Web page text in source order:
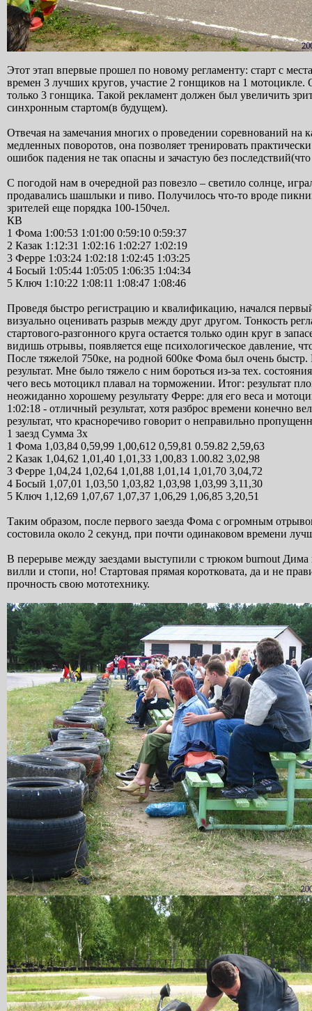
Этот этап впервые прошел по новому регламенту: старт с
времен 3 лучших кругов, участие 2 гонщиков на 1 мотоцикле.
только 3 гонщика. Такой рекламент должен был увеличить
синхронным стартом(в будущем).
Отвечая на замечания многих о проведении соревнований на
медленных поворотов, она позволяет тренировать
ошибок падения не так опасны и зачастую без
С погодой нам в очередной раз повезло – светило солнце,
продавались шашлыки и пиво. Получилось что-то вроде
зрителей еще порядка 100-150чел.
КВ
1 Фома 1:00:53 1:01:00 0:59:10 0:59:37
2 Казак 1:12:31 1:02:16 1:02:27 1:02:19
3 Ферре 1:03:24 1:02:18 1:02:45 1:03:25
4 Босый 1:05:44 1:05:05 1:06:35 1:04:34
5 Ключ 1:10:22 1:08:11 1:08:47 1:08:46
Проведя быстро регистрацию и квалификацию, начался
визуально оценивать разрыв между друг другом. Тонкость
стартового-разгонного круга остается только один круг в
видишь отрывы, появляется еще психологическое давление,
После тяжелой 750ке, на родной 600ке Фома был очень
результат. Мне было тяжело с ним бороться из-за тех.
чего весь мотоцикл плавал на торможении. Итог: результат
неожиданно хорошему результату Ферре: для его веса и
1:02:18 - отличный результат, хотя разброс времени конечно
результат, что красноречиво говорит о неправильно
1 заезд Сумма 3х
1 Фома 1,03,84 0,59,99 1,00,612 0,59,81 0.59.82 2,59,63
2 Казак 1,04,62 1,01,40 1,01,33 1,00,83 1.00.82 3,02,98
3 Ферре 1,04,24 1,02,64 1,01,88 1,01,14 1,01,70 3,04,72
4 Босый 1,07,01 1,03,50 1,03,82 1,03,98 1,03,99 3,11,30
5 Ключ 1,12,69 1,07,67 1,07,37 1,06,29 1,06,85 3,20,51
Таким образом, после первого заезда Фома с огромным
состовила около 2 секунд, при почти одинаковом времени
В перерыве между заездами выступили с трюком burnout Дима
вилли и стопи, но! Стартовая прямая коротковата, да и не
прочность свою мототехнику.